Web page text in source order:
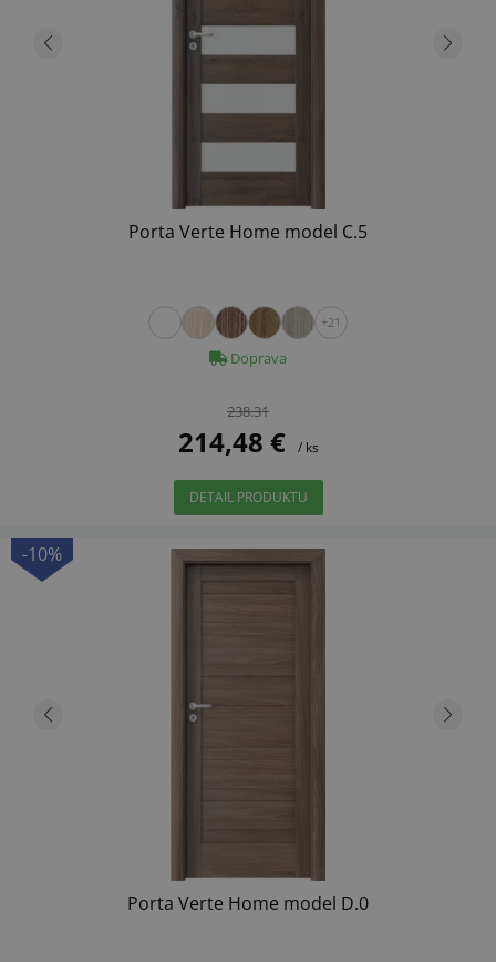
Porta Verte Home model C.5
+21
Doprava
238.31
214,48 € / ks
DETAIL PRODUKTU
-10%
Porta Verte Home model D.0